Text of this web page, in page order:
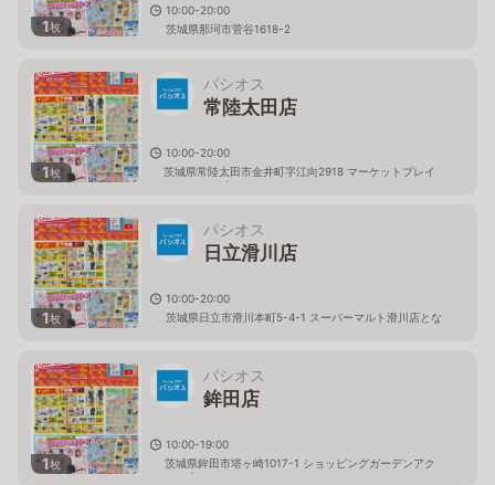
1枚
10:00-20:00
茨城県那珂市菅谷1618-2
1枚
パシオス
常陸太田店
10:00-20:00
茨城県常陸太田市金井町字江向2918 マーケットプレイ
ス フェスタ内
1枚
パシオス
日立滑川店
10:00-20:00
茨城県日立市滑川本町5-4-1 スーパーマルト滑川店とな
1枚
パシオス
鉾田店
10:00-19:00
茨城県鉾田市塔ヶ崎1017-1 ショッピングガーデンアク
ロス内